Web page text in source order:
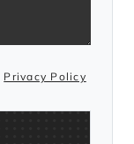
Privacy Policy